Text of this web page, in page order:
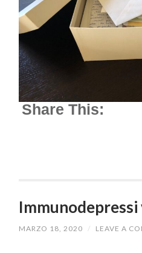
Share This:
Immunodepressi
MARZO 18, 2020 / LEAVE A